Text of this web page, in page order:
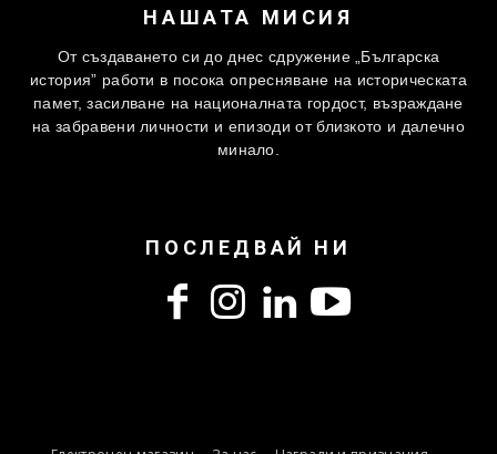
НАШАТА МИСИЯ
От създаването си до днес сдружение „Българска
история” работи в посока опресняване на историческата
памет, засилване на националната гордост, възраждане
на забравени личности и епизоди от близкото и далечно
минало.
ПОСЛЕДВАЙ НИ